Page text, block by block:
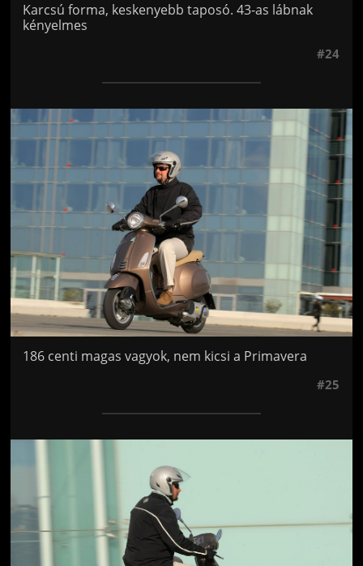
Karcsú forma, keskenyebb taposó. 43-as lábnak
kényelmes
#24
Jön még kép!
186 centi magas vagyok, nem kicsi a Primavera
#25
Jön még kép!